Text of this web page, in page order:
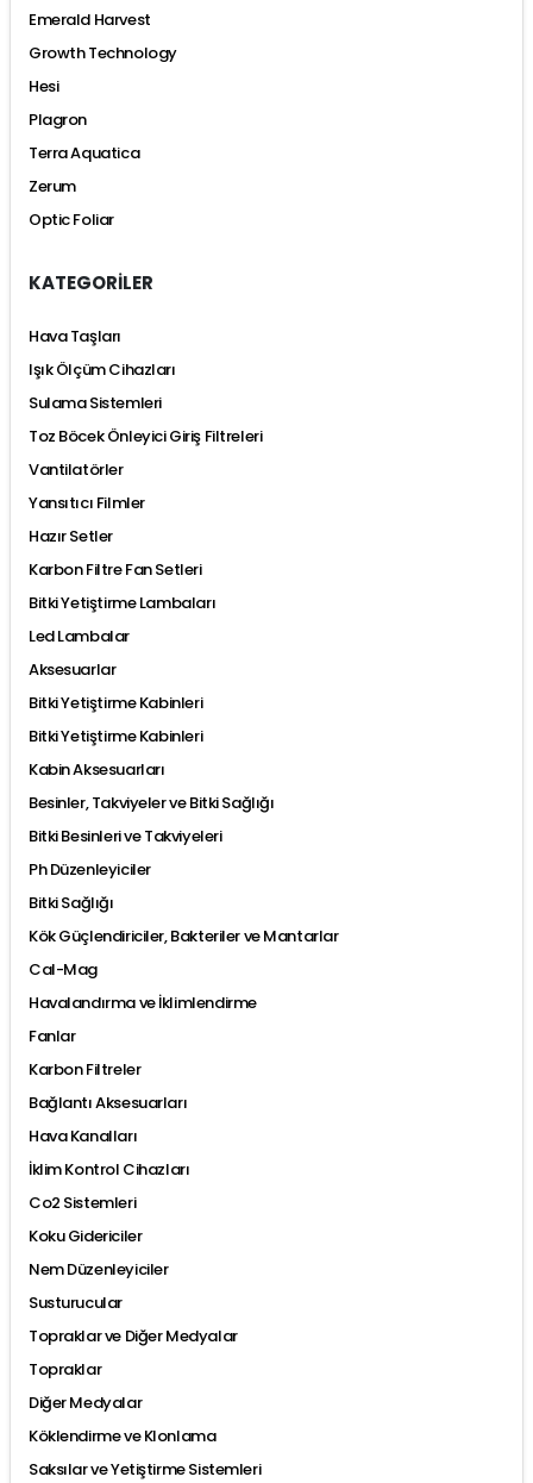
Emerald Harvest
Growth Technology
Hesi
Plagron
Terra Aquatica
Zerum
Optic Foliar
KATEGORİLER
Hava Taşları
Işık Ölçüm Cihazları
Sulama Sistemleri
Toz Böcek Önleyici Giriş Filtreleri
Vantilatörler
Yansıtıcı Filmler
Hazır Setler
Karbon Filtre Fan Setleri
Bitki Yetiştirme Lambaları
Led Lambalar
Aksesuarlar
Bitki Yetiştirme Kabinleri
Bitki Yetiştirme Kabinleri
Kabin Aksesuarları
Besinler, Takviyeler ve Bitki Sağlığı
Bitki Besinleri ve Takviyeleri
Ph Düzenleyiciler
Bitki Sağlığı
Kök Güçlendiriciler, Bakteriler ve Mantarlar
Cal-Mag
Havalandırma ve İklimlendirme
Fanlar
Karbon Filtreler
Bağlantı Aksesuarları
Hava Kanalları
İklim Kontrol Cihazları
Co2 Sistemleri
Koku Gidericiler
Nem Düzenleyiciler
Susturucular
Topraklar ve Diğer Medyalar
Topraklar
Diğer Medyalar
Köklendirme ve Klonlama
Saksılar ve Yetiştirme Sistemleri